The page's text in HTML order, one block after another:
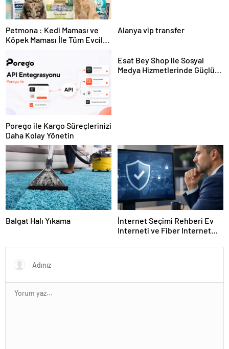
Petmona : Kedi Maması ve
Köpek Maması İle Tüm Evcil
Alanya vip transfer
Porego ile Kargo Süreçlerinizi
Daha Kolay Yönetin
Esat Bey Shop ile Sosyal
Medya Hizmetlerinde Güçlü
Balgat Halı Yıkama
İnternet Seçimi Rehberi Ev
Interneti ve Fiber Internet